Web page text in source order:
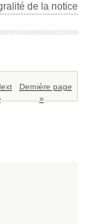
de la notice
Dernière
Dernière page
»